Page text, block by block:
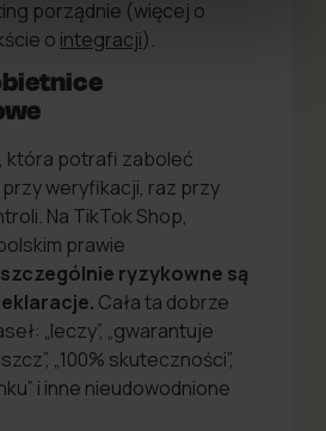
porządnie (więcej o
o integracji).
która potrafi zaboleć
weryfikacji, raz przy
Na TikTok Shop,
prawie
szczególnie ryzykowne są
Cała ta dobrze
„leczy”, „gwarantuje
„100% skuteczności”,
i inne nieudowodnione